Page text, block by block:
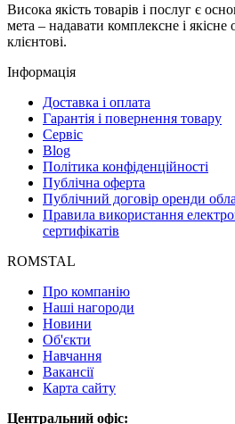
Висока якість товарів і послуг є
мета – надавати комплексне і
клієнтові.
Інформація
Доставка і оплата
Гарантія і повернення товару
Сервіс
Blog
Політика конфіденційності
Публічна оферта
Публічний договір оренди
Правила використання
сертифікатів
ROMSTAL
Про компанію
Наші нагороди
Новини
Об'єкти
Навчання
Вакансії
Карта сайту
Центральний офіс: